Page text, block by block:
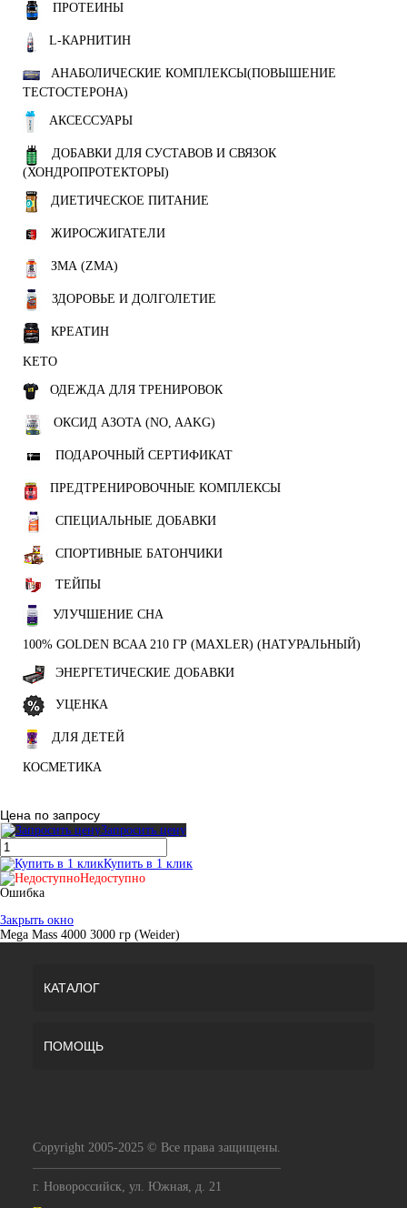
ПРОТЕИНЫ
L-КАРНИТИН
АНАБОЛИЧЕСКИЕ КОМПЛЕКСЫ(ПОВЫШЕНИЕ
ТЕСТОСТЕРОНА)
АКСЕССУАРЫ
ДОБАВКИ ДЛЯ СУСТАВОВ И СВЯЗОК
(ХОНДРОПРОТЕКТОРЫ)
ДИЕТИЧЕСКОЕ ПИТАНИЕ
ЖИРОСЖИГАТЕЛИ
ЗМА (ZMA)
ЗДОРОВЬЕ И ДОЛГОЛЕТИЕ
КРЕАТИН
KETO
ОДЕЖДА ДЛЯ ТРЕНИРОВОК
ОКСИД АЗОТА (NO, AAKG)
ПОДАРОЧНЫЙ СЕРТИФИКАТ
ПРЕДТРЕНИРОВОЧНЫЕ КОМПЛЕКСЫ
СПЕЦИАЛЬНЫЕ ДОБАВКИ
СПОРТИВНЫЕ БАТОНЧИКИ
ТЕЙПЫ
УЛУЧШЕНИЕ СНА
100% GOLDEN BCAA 210 ГР (MAXLER) (НАТУРАЛЬНЫЙ)
ЭНЕРГЕТИЧЕСКИЕ ДОБАВКИ
УЦЕНКА
ДЛЯ ДЕТЕЙ
КОСМЕТИКА
Цена по запросу
Запросить цену
Купить в 1 клик
Недоступно
Ошибка
Закрыть окно
Mega Mass 4000 3000 гр (Weider)
КАТАЛОГ
ПОМОЩЬ
Copyright 2005-2025 © Все права защищены.
г. Новороссийск, ул. Южная, д. 21